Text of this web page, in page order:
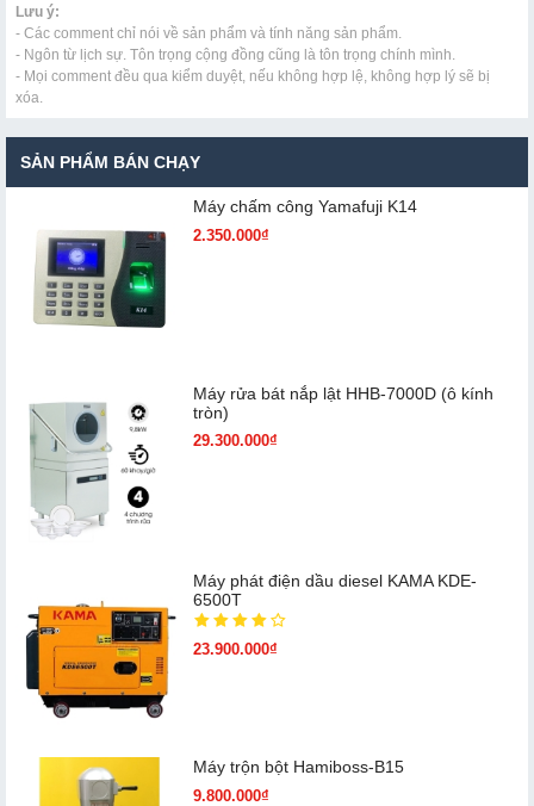
Lưu ý:
- Các comment chỉ nói về sản phẩm và tính năng sản phẩm.
- Ngôn từ lịch sự. Tôn trọng cộng đồng cũng là tôn trọng chính mình.
- Mọi comment đều qua kiểm duyệt, nếu không hợp lệ, không hợp lý sẽ bị
xóa.
SẢN PHẨM BÁN CHẠY
Máy chấm cô​ng Yamafuji K14
2.350.000₫
Máy rửa bát nắp lật HHB-7000D (ô kính
tròn)
29.300.000₫
Máy phát điện dầu diesel KAMA KDE-
6500T
23.900.000₫
Máy trộn bột Hamiboss-B15
9.800.000₫